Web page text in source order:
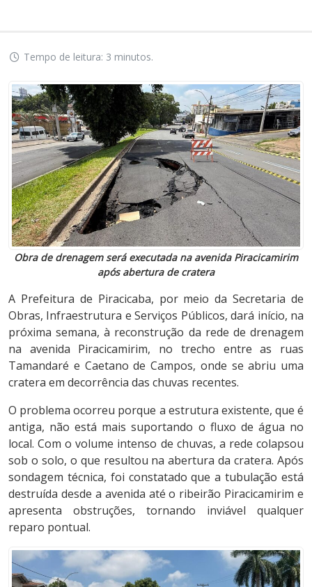
Tempo de leitura: 3 minutos.
Obra de drenagem será executada na avenida Piracicamirim
após abertura de cratera
A Prefeitura de Piracicaba, por meio da Secretaria de
Obras, Infraestrutura e Serviços Públicos, dará início, na
próxima semana, à reconstrução da rede de drenagem
na avenida Piracicamirim, no trecho entre as ruas
Tamandaré e Caetano de Campos, onde se abriu uma
cratera em decorrência das chuvas recentes.
O problema ocorreu porque a estrutura existente, que é
antiga, não está mais suportando o fluxo de água no
local. Com o volume intenso de chuvas, a rede colapsou
sob o solo, o que resultou na abertura da cratera. Após
sondagem técnica, foi constatado que a tubulação está
destruída desde a avenida até o ribeirão Piracicamirim e
apresenta obstruções, tornando inviável qualquer
reparo pontual.